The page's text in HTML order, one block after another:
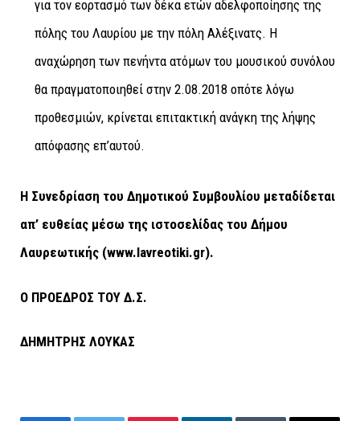
για τον εορτασμό των δέκα ετών αδελφοποίησης της
πόλης του Λαυρίου με την πόλη Αλέξινατς. Η
αναχώρηση των πενήντα ατόμων του μουσικού συνόλου
θα πραγματοποιηθεί στην 2.08.2018 οπότε λόγω
προθεσμιών, κρίνεται επιτακτική ανάγκη της λήψης
απόφασης επ’αυτού.
Η Συνεδρίαση του Δημοτικού Συμβουλίου μεταδίδεται
απ’ ευθείας μέσω της ιστοσελίδας του Δήμου
Λαυρεωτικής (www.lavreotiki.gr).
Ο ΠΡΟΕΔΡΟΣ ΤΟΥ Δ.Σ.
ΔΗΜΗΤΡΗΣ ΛΟΥΚΑΣ